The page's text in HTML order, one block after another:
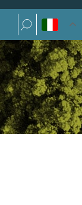
Ricerca per: